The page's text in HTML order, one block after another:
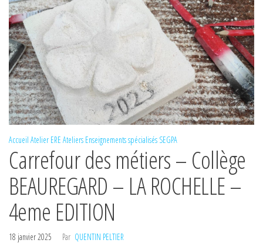
Accueil Atelier ERE Ateliers Enseignements spécialisés SEGPA
Carrefour des métiers – Collège
BEAUREGARD – LA ROCHELLE –
4eme EDITION
18 janvier 2025 Par QUENTIN PELTIER